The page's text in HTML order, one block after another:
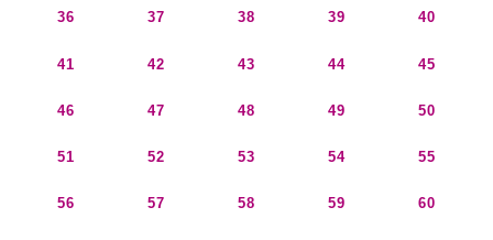
36 37 38 39 40
41 42 43 44 45
46 47 48 49 50
51 52 53 54 55
56 57 58 59 60